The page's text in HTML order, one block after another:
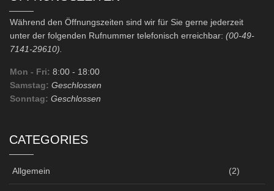
Während den Öffnungszeiten sind wir für Sie gerne jederzeit
unter der folgenden Rufnummer telefonisch erreichbar: (00-49-
7141-29610).
Mon - Fri: 8:00 - 18:00
Samstag: Geschlossen
Sonntag: Geschlossen
CATEGORIES
Allgemein (2)